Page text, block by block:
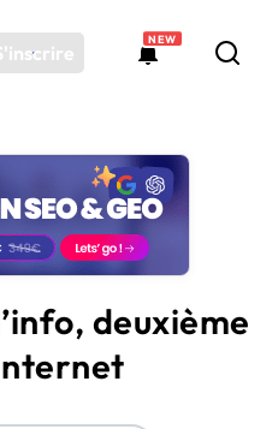
NEW
deuxième